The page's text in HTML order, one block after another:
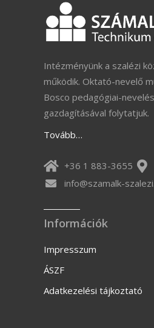
Intézményünk a szalézi
működik. Oktató-nevelő
Bosco pedagógiai-
gazdagításával folytatjuk.
Tovább…
+36 1 883-3655
info@szamalk-
Információk
Impresszum
ÁSZF
Adatkezelési tájkoztató